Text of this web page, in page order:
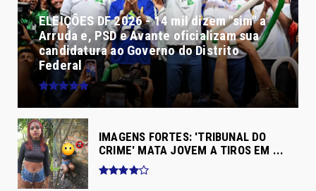
ELEIÇÕES DF 2026 - 14 mil dizem "sim" a
Arruda e, PSD e Avante oficializam sua
candidatura ao Governo do Distrito
Federal
IMAGENS FORTES: 'TRIBUNAL DO
CRIME' MATA JOVEM A TIROS EM ...